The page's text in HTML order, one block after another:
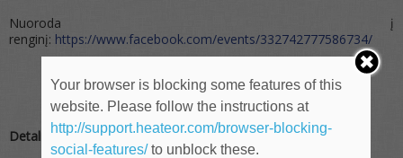
Nuoroda į
renginį: https://www.facebook.com/events/332742777586734/
Detali informacija apie mokymus:
Your browser is blocking some features of this
website. Please follow the instructions at
http://support.heateor.com/browser-blocking-
social-features/to unblock these.